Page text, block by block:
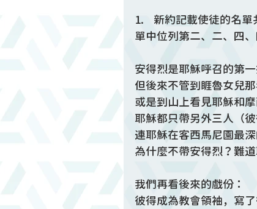
1.    新約記載使徒的名
單中位列第二、二、四
安得烈是耶穌呼召的第
但後來不管到睚魯女兒那
或是到山上看見耶穌和
耶穌都只帶另外三人（
連耶穌在客西馬尼園最
為什麼不帶安得烈？難
我們再看後來的戲份：
彼得成為教會領袖，寫